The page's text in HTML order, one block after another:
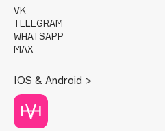
DABO
DARLING*
Darphin
Deonica
Dessange
Dior
VK
TELEGRAM
WHATSAPP
MAX
IOS & Android >